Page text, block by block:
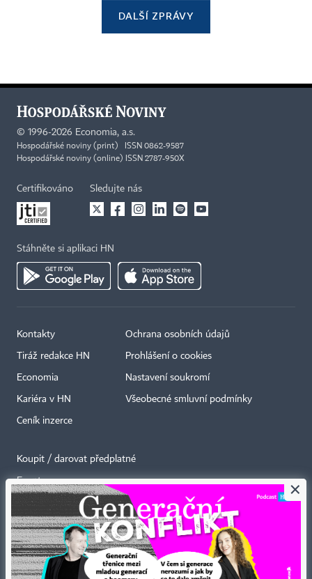
DALŠÍ ZPRÁVY
© 1996-2026 Economia, a.s.
Hospodářské noviny (print) ISSN 0862-9587
Hospodářské noviny (online) ISSN 2787-950X
Certifikováno Sledujte nás
Stáhněte si aplikaci HN
Kontakty
Tiráž redakce HN
Economia
Kariéra v HN
Ceník inzerce
Ochrana osobních údajů
Prohlášení o cookies
Nastavení soukromí
Všeobecné smluvní podmínky
Koupit / darovat předplatné
Eventy
Newslettery
RSS kanály
Autorská práva vykonává vydavatel. Bez písemného svolení vydavatele je
×